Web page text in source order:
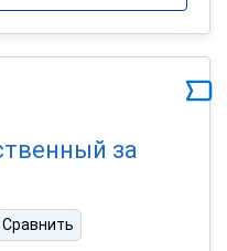
за
Сравнить